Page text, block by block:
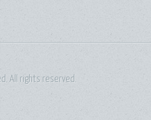
All rights reserved.